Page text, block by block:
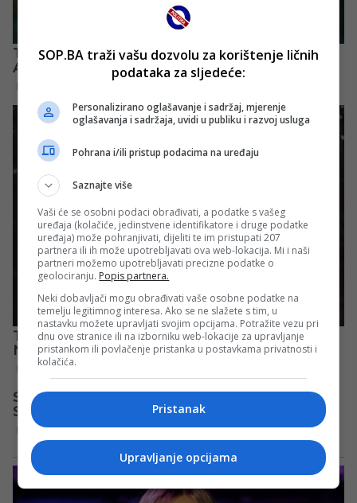
SOP.BA traži vašu dozvolu za korištenje ličnih
podataka za sljedeće:
Personalizirano oglašavanje i sadržaj, mjerenje
oglašavanja i sadržaja, uvidi u publiku i razvoj usluga
Pohrana i/ili pristup podacima na uređaju
Saznajte više
Vaši će se osobni podaci obrađivati, a podatke s vašeg
uređaja (kolačiće, jedinstvene identifikatore i druge podatke
uređaja) može pohranjivati, dijeliti te im pristupati 207
partnera ili ih može upotrebljavati ova web-lokacija. Mi i naši
partneri možemo upotrebljavati precizne podatke o
geolociranju. Popis partnera.
Neki dobavljači mogu obrađivati vaše osobne podatke na
temelju legitimnog interesa. Ako se ne slažete s tim, u
nastavku možete upravljati svojim opcijama. Potražite vezu pri
dnu ove stranice ili na izborniku web-lokacije za upravljanje
pristankom ili povlačenje pristanka u postavkama privatnosti i
kolačića.
Pristanak
Upravljanje opcijama